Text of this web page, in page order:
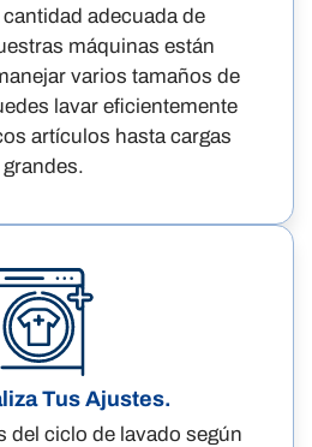
adecuada de
máquinas están
varios tamaños de
lavar eficientemente
artículos hasta cargas
grandes.
Tus Ajustes.
del ciclo de lavado según